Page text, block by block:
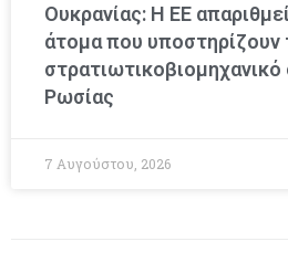
Ουκρανίας: Η ΕΕ
άτομα που υποστηρίζουν
Ρωσίας
7 Αυγούστου, 2026